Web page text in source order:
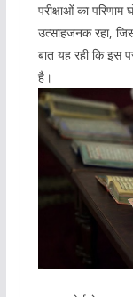
परीक्षाओं का परिणाम
उत्साहजनक रहा,
बात यह रही कि इस
है।